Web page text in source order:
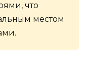
что
местом